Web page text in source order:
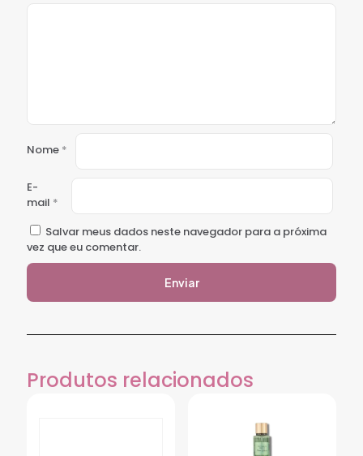
Nome *
E-
mail *
Salvar meus dados neste navegador para a próxima
vez que eu comentar.
Produtos relacionados